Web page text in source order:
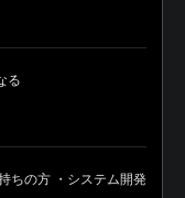
る
ちの方 ・システム開発